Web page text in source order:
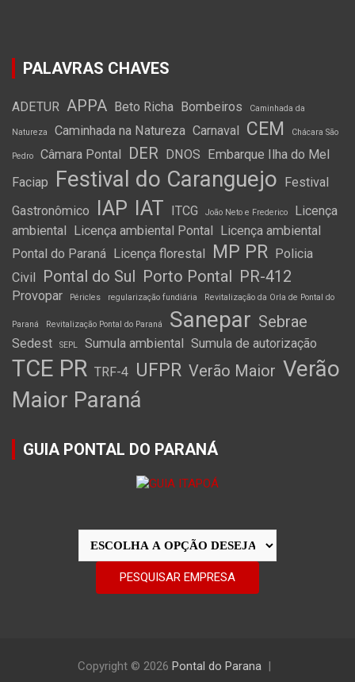
PALAVRAS CHAVES
ADETUR APPA Beto Richa Bombeiros Caminhada da
Natureza Caminhada na Natureza Carnaval CEM Chácara São
Pedro Câmara Pontal DER DNOS Embarque Ilha do Mel
Faciap
Festival do Caranguejo Festival
Gastronômico
IAP IAT ITCG João Neto e Frederico
Licença
ambiental Licença ambiental Pontal Licença ambiental
Pontal do Paraná Licença florestal MP PR Policia
Civil
Pontal do Sul Porto Pontal PR-412
Provopar Péricles regularização fundiária Revitalização da Orla de Pontal do
Paraná Revitalização Pontal do Paraná Sanepar Sebrae
Sedest SEPL Sumula ambiental Sumula de autorização
TCE PR TRF-4 UFPR Verão Maior Verão
Maior Paraná
GUIA PONTAL DO PARANÁ
Copyright © 2026 Pontal do Parana